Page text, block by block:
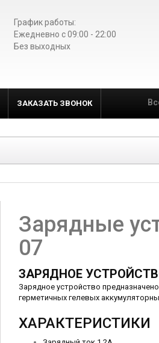
График работы:
Ежедневно c 09:00 - 22:00
Без выходных
ЗАКАЗАТЬ ЗВОНОК
Зарядные
07
ЗАРЯДНОЕ
Зарядное устройство
герметичных гелевых
ХАРАКТЕРИСТИКИ